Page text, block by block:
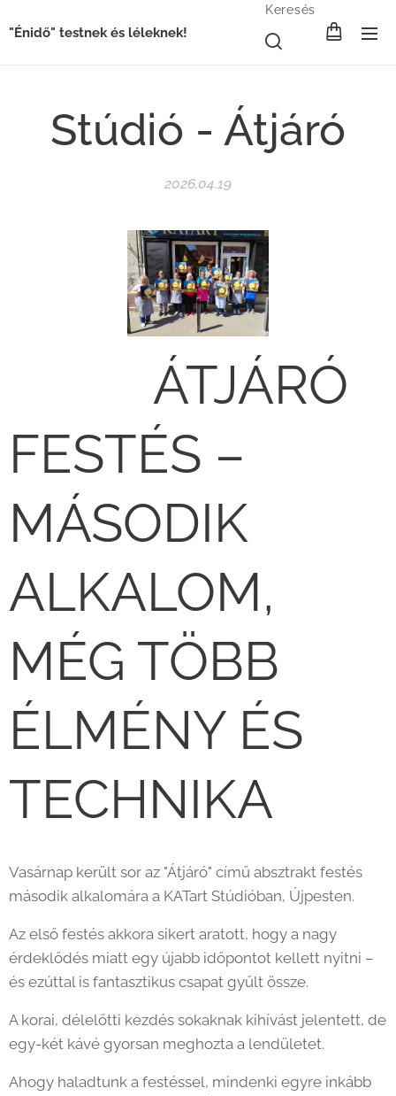
"Énidő" testnek és léleknek!
Keresés
Stúdió - Átjáró
2026.04.19
🌌🎨 ÁTJÁRÓ
FESTÉS –
MÁSODIK
ALKALOM,
MÉG TÖBB
ÉLMÉNY ÉS
TECHNIKA ✨
Vasárnap került sor az "Átjáró" című absztrakt festés
második alkalomára a KATart Stúdióban, Újpesten.
Az első festés akkora sikert aratott, hogy a nagy
érdeklődés miatt egy újabb időpontot kellett nyitni –
és ezúttal is fantasztikus csapat gyűlt össze. 😃
A korai, délelőtti kezdés sokaknak kihívást jelentett, de
egy-két kávé gyorsan meghozta a lendületet. 😉
Ahogy haladtunk a festéssel, mindenki egyre inkább